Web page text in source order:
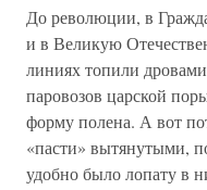
До революции, в
и в Великую
линиях топили
паровозов царской
форму полена. А вот
«пасти» вытянутыми,
удобно было лопату в